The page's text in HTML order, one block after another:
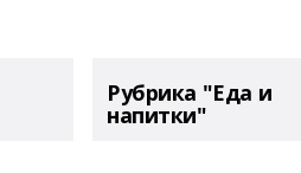
Рубрика "Еда и
напитки"